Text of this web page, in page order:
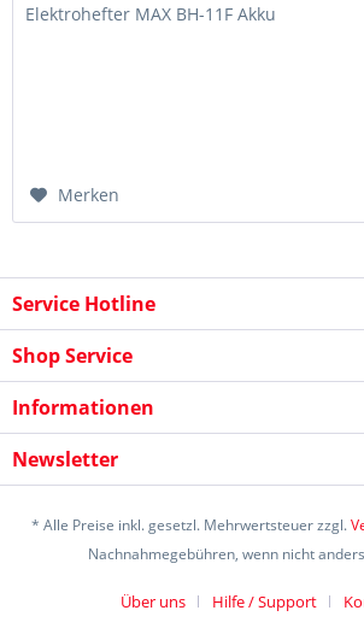
Elektrohefter MAX BH-11F Akku
Merken
Service Hotline
Shop Service
Informationen
Newsletter
* Alle Preise inkl. gesetzl. Mehrwertsteuer zzgl.
Nachnahmegebühren, wenn nicht
Über uns Hilfe / Support